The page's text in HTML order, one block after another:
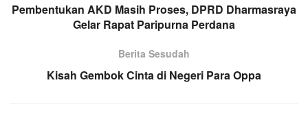
Pembentukan AKD Masih Proses, DPRD Dharmasraya
Gelar Rapat Paripurna Perdana
Berita Sesudah
Kisah Gembok Cinta di Negeri Para Oppa